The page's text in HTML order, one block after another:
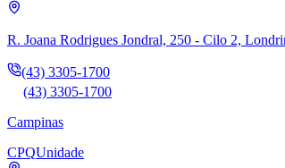
R. Joana Rodrigues Jondral, 250 - Cilo 2,
(43) 3305-1700
(43) 3305-1700
Campinas
CPQUnidade